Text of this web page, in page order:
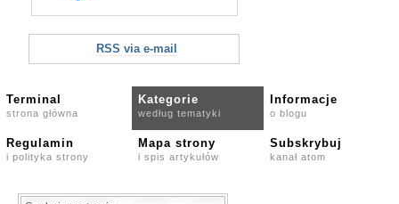
RSS via e-mail
Terminal
strona główna
Kategorie
według tematyki
Informacje
o blogu
Regulamin
i polityka strony
Mapa strony
i spis artykułów
Subskrybuj
kanał atom